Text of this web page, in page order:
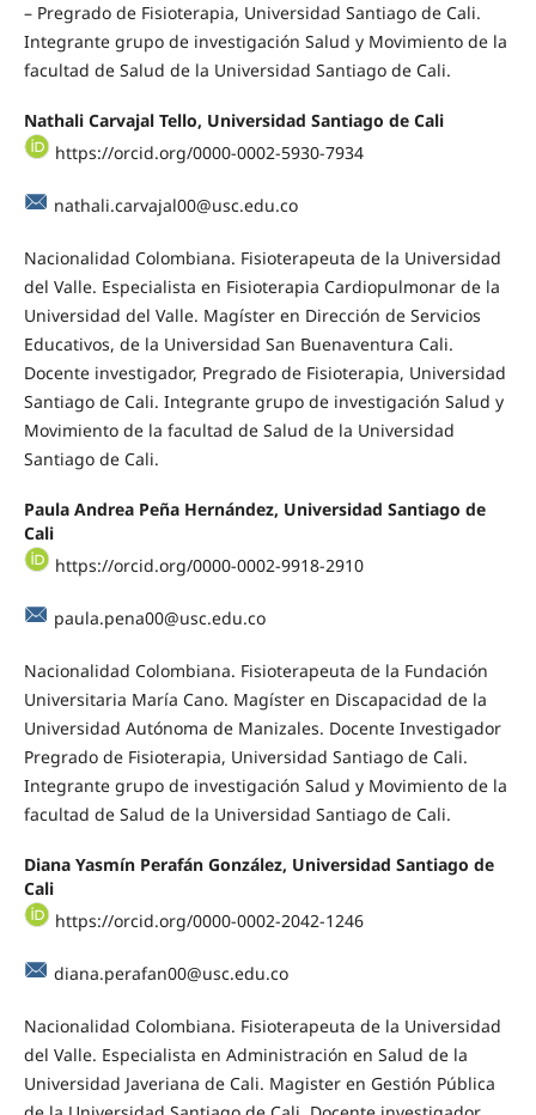
– Pregrado de Fisioterapia, Universidad Santiago de Cali.
Integrante grupo de investigación Salud y Movimiento de la
facultad de Salud de la Universidad Santiago de Cali.
Nathali Carvajal Tello, Universidad Santiago de Cali
https://orcid.org/0000-0002-5930-7934
nathali.carvajal00@usc.edu.co
Nacionalidad Colombiana. Fisioterapeuta de la Universidad
del Valle. Especialista en Fisioterapia Cardiopulmonar de la
Universidad del Valle. Magíster en Dirección de Servicios
Educativos, de la Universidad San Buenaventura Cali.
Docente investigador, Pregrado de Fisioterapia, Universidad
Santiago de Cali. Integrante grupo de investigación Salud y
Movimiento de la facultad de Salud de la Universidad
Santiago de Cali.
Paula Andrea Peña Hernández, Universidad Santiago de
Cali
https://orcid.org/0000-0002-9918-2910
paula.pena00@usc.edu.co
Nacionalidad Colombiana. Fisioterapeuta de la Fundación
Universitaria María Cano. Magíster en Discapacidad de la
Universidad Autónoma de Manizales. Docente Investigador
Pregrado de Fisioterapia, Universidad Santiago de Cali.
Integrante grupo de investigación Salud y Movimiento de la
facultad de Salud de la Universidad Santiago de Cali.
Diana Yasmín Perafán González, Universidad Santiago de
Cali
https://orcid.org/0000-0002-2042-1246
diana.perafan00@usc.edu.co
Nacionalidad Colombiana. Fisioterapeuta de la Universidad
del Valle. Especialista en Administración en Salud de la
Universidad Javeriana de Cali. Magister en Gestión Pública